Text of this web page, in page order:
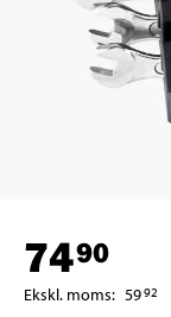
7490
Ekskl. moms: 5992